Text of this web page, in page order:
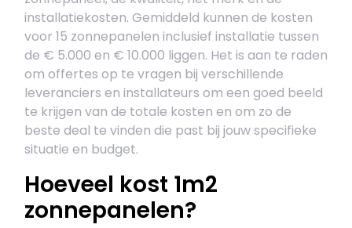
installatiekosten. Gemiddeld kunnen de kosten
voor 15 zonnepanelen inclusief installatie tussen
de € 5.000 en € 10.000 liggen. Het is aan te raden
om offertes op te vragen bij verschillende
leveranciers en installateurs om een goed beeld
te krijgen van de totale kosten en om zo de
beste deal te vinden die past bij jouw specifieke
situatie en budget.
Hoeveel kost 1m2
zonnepanelen?